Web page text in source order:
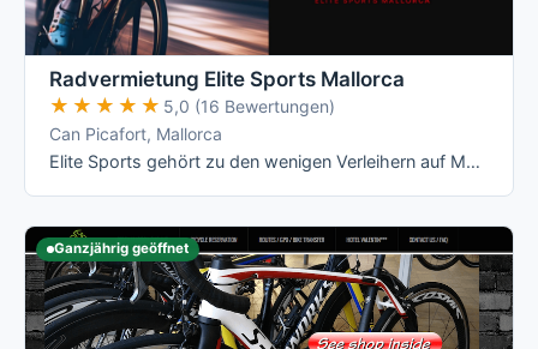
Radvermietung Elite Sports Mallorca
★★★★★
★★★★★ 5,0 (16 Bewertungen)
Can Picafort, Mallorca
Elite Sports gehört zu den wenigen Verleihern auf Mallorca mit echten All-Inclusive-Preisen: Versicherung, Radanpassung, Zubehör und …
Ganzjährig geöffnet